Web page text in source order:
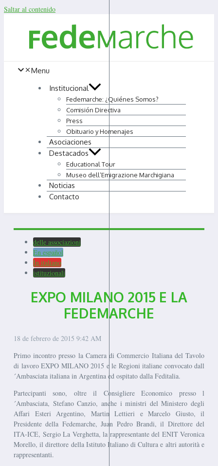
Saltar al contenido
Menu
Institucional
Fedemarche: ¿Quiénes Somos?
Comisión Directiva
Press
Obituario y Homenajes
Asociaciones
Destacados
Educational Tour
Museo dell’Emigrazione Marchigiana
Noticias
Contacto
delle associazioni
En español
In italiano
istituzionali
EXPO MILANO 2015 E LA
FEDEMARCHE
18 de febrero de 2015 9:42 AM
Primo incontro presso la Camera di Commercio Italiana del Tavolo
di lavoro EXPO MILANO 2015 e le Regioni italiane convocato dall
´Ambasciata italiana in Argentina ed ospitato dalla Feditalia.
Partecipanti sono, oltre il Consigliere Economico presso l
´Ambasciata, Stefano Canzio, anche i ministri del Ministero degli
Affari Esteri Argentino, Martin Lettieri e Marcelo Giusto, il
Presidente della Fedemarche, Juan Pedro Brandi, il Direttore del
ITA-ICE, Sergio La Verghetta, la rappresentante del ENIT Veronica
Morello, il direttore della Istituto Italiano di Cultura e altri autorità e
rappresentanti.